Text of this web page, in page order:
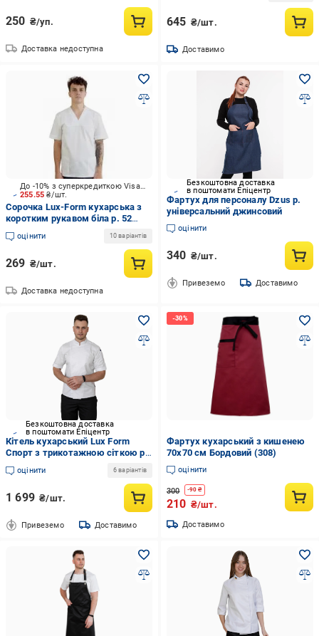
250 ₴/уп.
Доставка недоступна
645 ₴/шт.
Доставимо
255.55₴/шт.
До -10% з суперкредиткою Visa Вигода
Сорочка Lux-Form кухарська з
коротким рукавом біла р. 52
білий
оцінити 10 варіантів
269 ₴/шт.
Доставка недоступна
Безкоштовна доставка
в поштомати Епіцентр
Фартух для персоналу Dzus р.
універсальний джинсовий
оцінити
340 ₴/шт.
Привеземо Доставимо
Безкоштовна доставка
в поштомати Епіцентр
Кітель кухарський Lux Form
Спорт з трикотажною сіткою р.
54 Білий (2222)
оцінити 6 варіантів
1 699 ₴/шт.
Привеземо Доставимо
Фартух кухарський з кишенею
70х70 см Бордовий (308)
оцінити
300 -90 ₴
210 ₴/шт.
Доставимо